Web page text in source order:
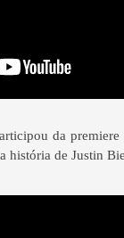
da premiere
história de Justin